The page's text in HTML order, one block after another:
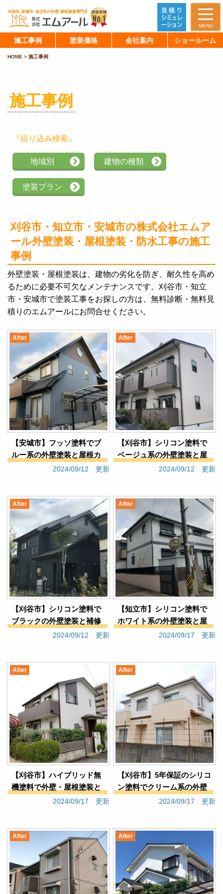
MENU
施工事例 塗装価格 会社案内 ショールーム
HOME > 施工事例
施工事例
『絞り込み検索』
地域別 建物の種類
塗装プラン
刈谷市・知立市・安城市の株式会社エムア
ール外壁塗装・屋根塗装・防水工事の施工
事例
外壁塗装・屋根塗装は、建物の劣化を防ぎ、耐久性を高め
るために必要不可欠なメンテナンスです。刈谷市・知立
市・安城市で塗装工事をお探しの方は、無料診断・無料見
積りのエムアールにお問合せください。
【安城市】フッソ塗料でブ
ルー系の外壁塗装と屋根カ
バー工事（戸建てO様邸）
After
2024/09/12 更新
【刈谷市】シリコン塗料で
ベージュ系の外壁塗装と屋
根塗装（集合住宅Sアパー
After
2024/09/12 更新
【刈谷市】シリコン塗料で
ブラックの外壁塗装と補修
工事（戸建てＳ様邸）
After
2024/09/12 更新
【知立市】シリコン塗料で
ホワイト系の外壁塗装と屋
根塗装（戸建てＭ様邸）
After
2024/09/17 更新
【刈谷市】ハイブリッド無
機塗料で外壁・屋根塗装と
シロアリ防蟻工事（戸建て
After
2024/09/17 更新
【刈谷市】5年保証のシリコ
ン塗料でクリーム系の外壁
塗装（戸建てＨ様邸）
After
2024/09/17 更新
After After